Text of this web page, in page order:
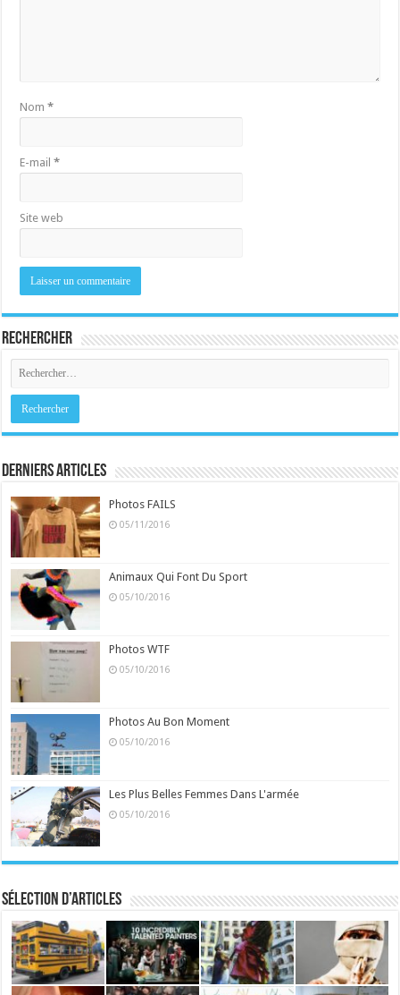
Nom*
E-mail*
Site web
Rechercher
Derniers Articles
Photos FAILS
05/11/2016
Animaux Qui Font Du Sport
05/10/2016
Photos WTF
05/10/2016
Photos Au Bon Moment
05/10/2016
Les Plus Belles Femmes Dans L'armée
05/10/2016
Sélection d’articles